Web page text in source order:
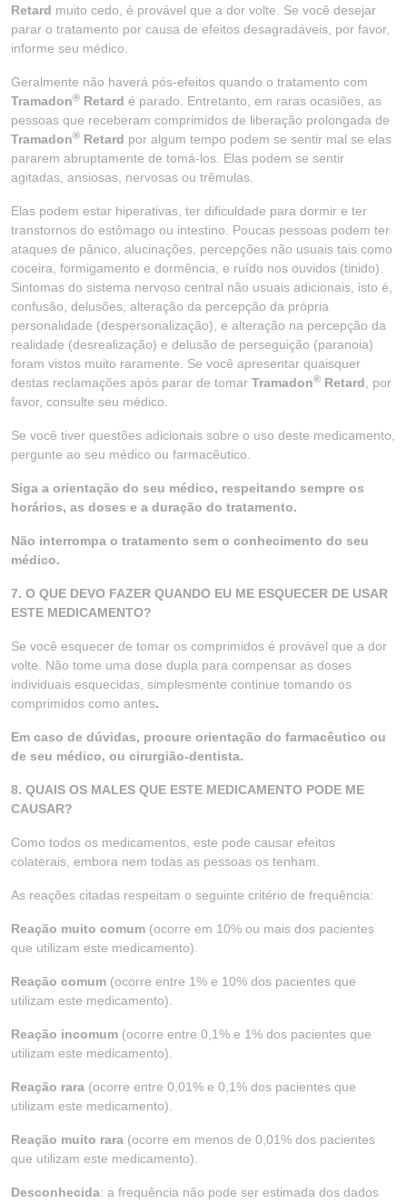
Retard muito cedo, é provável que a dor volte. Se você desejar
parar o tratamento por causa de efeitos desagradáveis, por favor,
informe seu médico.
Geralmente não haverá pós-efeitos quando o tratamento com
Tramadon® Retard é parado. Entretanto, em raras ocasiões, as
pessoas que receberam comprimidos de liberação prolongada de
Tramadon® Retard por algum tempo podem se sentir mal se elas
pararem abruptamente de tomá-los. Elas podem se sentir
agitadas, ansiosas, nervosas ou trêmulas.
Elas podem estar hiperativas, ter dificuldade para dormir e ter
transtornos do estômago ou intestino. Poucas pessoas podem ter
ataques de pânico, alucinações, percepções não usuais tais como
coceira, formigamento e dormência, e ruído nos ouvidos (tinido).
Sintomas do sistema nervoso central não usuais adicionais, isto é,
confusão, delusões, alteração da percepção da própria
personalidade (despersonalização), e alteração na percepção da
realidade (desrealização) e delusão de perseguição (paranoia)
foram vistos muito raramente. Se você apresentar quaisquer
destas reclamações após parar de tomar Tramadon® Retard , por
favor, consulte seu médico.
Se você tiver questões adicionais sobre o uso deste medicamento,
pergunte ao seu médico ou farmacêutico.
Siga a orientação do seu médico, respeitando sempre os
horários, as doses e a duração do tratamento.
Não interrompa o tratamento sem o conhecimento do seu
médico.
7. O QUE DEVO FAZER QUANDO EU ME ESQUECER DE USAR
ESTE MEDICAMENTO?
Se você esquecer de tomar os comprimidos é provável que a dor
volte. Não tome uma dose dupla para compensar as doses
individuais esquecidas, simplesmente continue tomando os
comprimidos como antes.
Em caso de dúvidas, procure orientação do farmacêutico ou
de seu médico, ou cirurgião-dentista.
8. QUAIS OS MALES QUE ESTE MEDICAMENTO PODE ME
CAUSAR?
Como todos os medicamentos, este pode causar efeitos
colaterais, embora nem todas as pessoas os tenham.
As reações citadas respeitam o seguinte critério de frequência:
Reação muito comum (ocorre em 10% ou mais dos pacientes
que utilizam este medicamento).
Reação comum (ocorre entre 1% e 10% dos pacientes que
utilizam este medicamento).
Reação incomum (ocorre entre 0,1% e 1% dos pacientes que
utilizam este medicamento).
Reação rara (ocorre entre 0,01% e 0,1% dos pacientes que
utilizam este medicamento).
Reação muito rara (ocorre em menos de 0,01% dos pacientes
que utilizam este medicamento).
Desconhecida: a frequência não pode ser estimada dos dados